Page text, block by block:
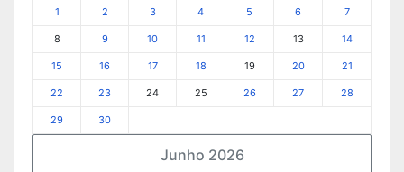
Junho 2026
1 2 3 4 5 6 7
8 9 10 11 12 13 14
15 16 17 18 19 20 21
22 23 24 25 26 27 28
29 30